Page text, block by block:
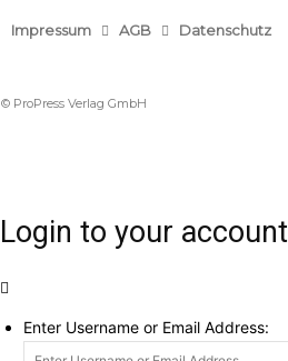
Impressum AGB Datenschutz
© ProPress Verlag GmbH
Login to your account
Enter Username or Email Address: